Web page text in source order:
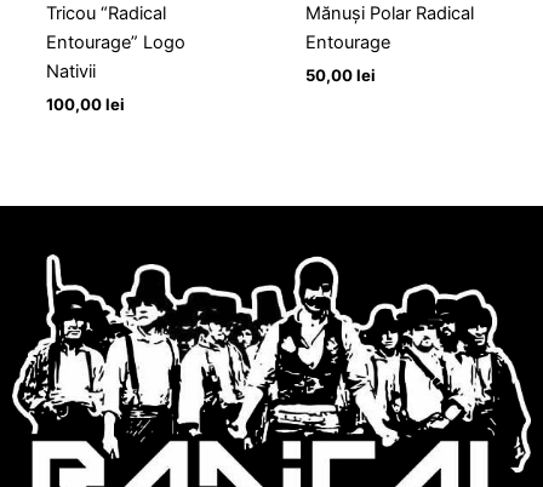
Tricou “Radical
Entourage” Logo
Nativii
100,00lei
Mănuşi Polar Radical
Entourage
50,00lei